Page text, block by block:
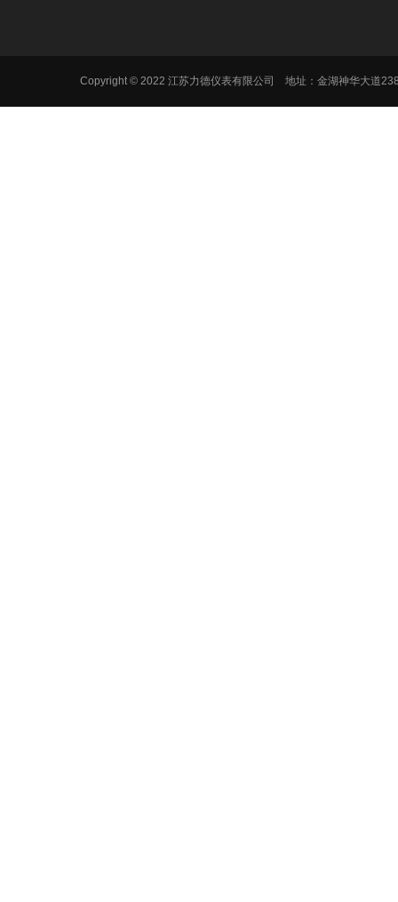
Copyright © 2022 江苏力德仪表有限公司 地址：金湖神华大道